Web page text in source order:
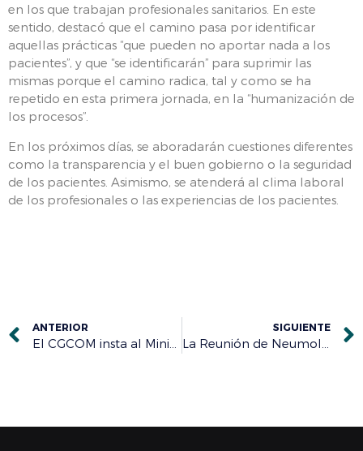
en los que trabajan profesionales sanitarios. En este
sentido, destacó que el camino pasa por identificar
aquellas prácticas “que pueden no aportar nada a los
pacientes”, y que “se identificarán” para suprimir las
mismas porque el camino radica, tal y como se ha
repetido en esta primera jornada, en la “humanización de
los procesos”.
En los próximos días, se aboradarán cuestiones diferentes
como la transparencia y el buen gobierno o la seguridad
de los pacientes. Asimismo, se atenderá al clima laboral
de los profesionales o las experiencias de los pacientes.
ANTERIOR SIGUIENTE